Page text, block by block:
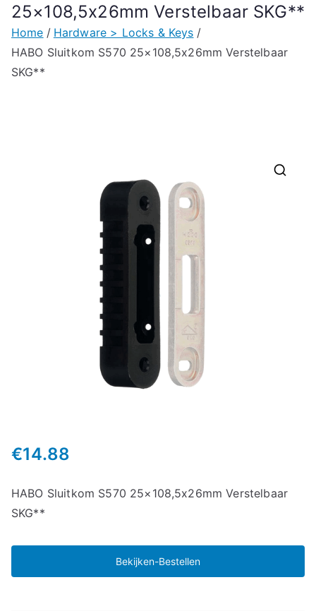
25×108,5x26mm Verstelbaar SKG**
Home
Hardware > Locks & Keys
HABO Sluitkom S570 25×108,5x26mm Verstelbaar
SKG**
€14.88
HABO Sluitkom S570 25×108,5x26mm Verstelbaar
SKG**
Bekijken-Bestellen